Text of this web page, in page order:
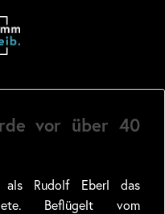
vor über 40
Rudolf Eberl das
Beflügelt vom